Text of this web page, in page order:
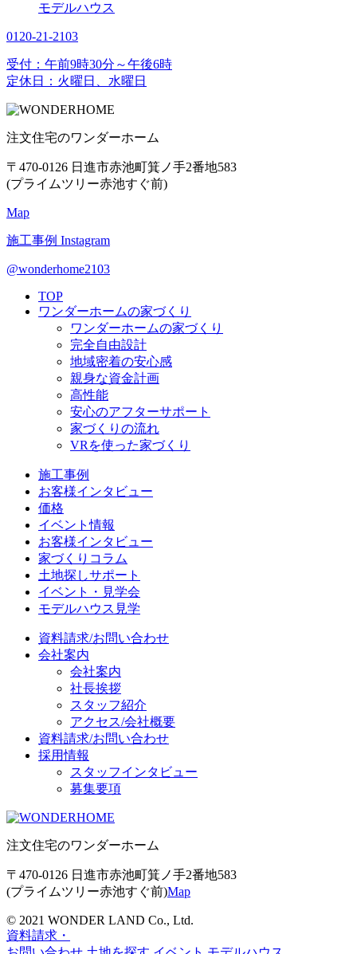
モデルハウス
0120-21-2103
受付：午前9時30分～午後6時
定休日：火曜日、水曜日
注文住宅のワンダーホーム
〒470-0126 日進市赤池町箕ノ手2番地583
(プライムツリー赤池すぐ前)
Map
施工事例 Instagram
@wonderhome2103
TOP
ワンダーホームの家づくり
ワンダーホームの家づくり
完全自由設計
地域密着の安心感
親身な資金計画
高性能
安心のアフターサポート
家づくりの流れ
VRを使った家づくり
施工事例
お客様インタビュー
価格
イベント情報
お客様インタビュー
家づくりコラム
土地探しサポート
イベント・見学会
モデルハウス見学
資料請求/お問い合わせ
会社案内
会社案内
社長挨拶
スタッフ紹介
アクセス/会社概要
資料請求/お問い合わせ
採用情報
スタッフインタビュー
募集要項
注文住宅のワンダーホーム
〒470-0126 日進市赤池町箕ノ手2番地583
(プライムツリー赤池すぐ前)Map
©︎ 2021 WONDER LAND Co., Ltd.
資料請求・